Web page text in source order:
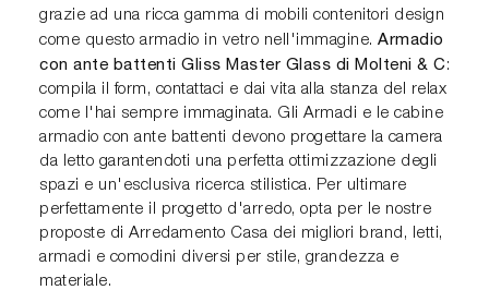
grazie ad una ricca gamma di mobili contenitori design
come questo armadio in vetro nell'immagine. Armadio
con ante battenti Gliss Master Glass di Molteni & C :
compila il form, contattaci e dai vita alla stanza del relax
come l'hai sempre immaginata. Gli Armadi e le cabine
armadio con ante battenti devono progettare la camera
da letto garantendoti una perfetta ottimizzazione degli
spazi e un'esclusiva ricerca stilistica. Per ultimare
perfettamente il progetto d'arredo, opta per le nostre
proposte di Arredamento Casa dei migliori brand, letti,
armadi e comodini diversi per stile, grandezza e
materiale.